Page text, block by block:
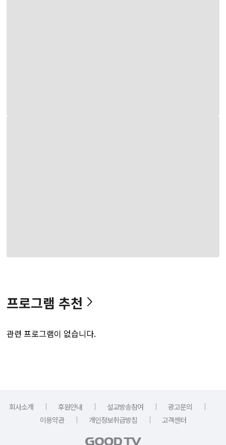
프로그램 추천
관련 프로그램이 없습니다.
회사소개 ｜ 후원안내 ｜ 설교방송참여 ｜ 광고문의
｜
이용약관
｜ 개인정보취급방침 ｜ 고객센터